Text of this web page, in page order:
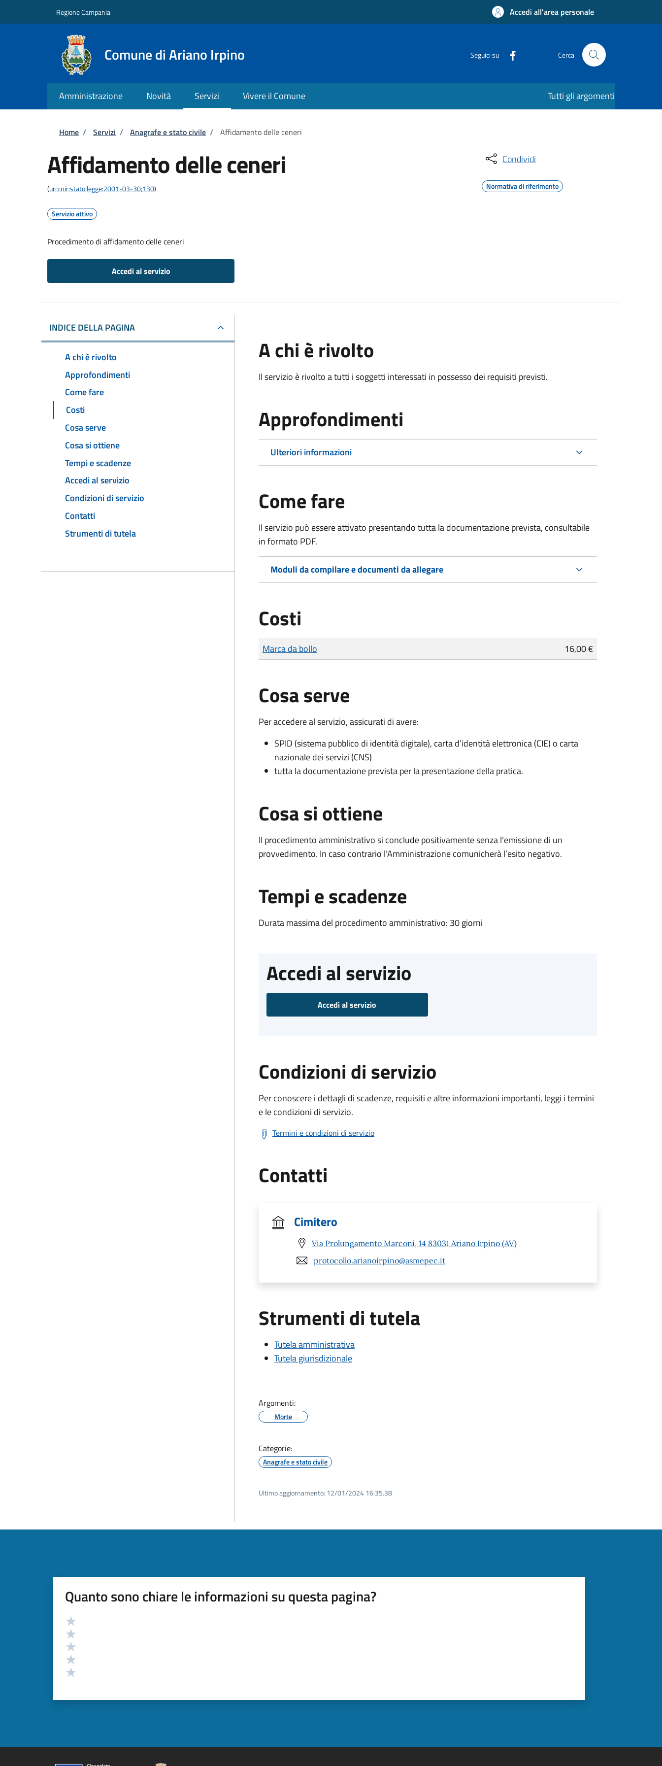
Regione Campania Accedi all'area personale
Comune di Ariano Irpino Seguici su Cerca
Amministrazione Novità Servizi Vivere il Comune Tutti gli argomenti
Briciole di pane
Home / Servizi / Anagrafe e stato civile / Affidamento delle ceneri
Affidamento delle ceneri
(urn:nir:stato:legge:2001-03-30;130)
Servizio attivo
Procedimento di affidamento delle ceneri
Accedi al servizio
Condividi
Normativa di riferimento
INDICE DELLA PAGINA
A chi è rivolto
Approfondimenti
Come fare
Costi
Cosa serve
Cosa si ottiene
Tempi e scadenze
Accedi al servizio
Condizioni di servizio
Contatti
Strumenti di tutela
A chi è rivolto
Il servizio è rivolto a tutti i soggetti interessati in possesso dei requisiti previsti.
Approfondimenti
Ulteriori informazioni
Come fare
Il servizio può essere attivato presentando tutta la documentazione prevista, consultabile
in formato PDF.
Moduli da compilare e documenti da allegare
Costi
Tipo di pagamento
Importo
Marca da bollo 16,00 €
Cosa serve
Per accedere al servizio, assicurati di avere:
SPID (sistema pubblico di identità digitale), carta d’identità elettronica (CIE) o carta
nazionale dei servizi (CNS)
tutta la documentazione prevista per la presentazione della pratica.
Cosa si ottiene
Il procedimento amministrativo si conclude positivamente senza l’emissione di un
provvedimento. In caso contrario l’Amministrazione comunicherà l’esito negativo.
Tempi e scadenze
Durata massima del procedimento amministrativo: 30 giorni
Accedi al servizio
Accedi al servizio
Condizioni di servizio
Per conoscere i dettagli di scadenze, requisiti e altre informazioni importanti, leggi i termini
e le condizioni di servizio.
Termini e condizioni di servizio
Contatti
Cimitero
Via Prolungamento Marconi, 14 83031 Ariano Irpino (AV)
protocollo.arianoirpino@asmepec.it
Strumenti di tutela
Tutela amministrativa
Tutela giurisdizionale
Argomenti:
Morte
Categorie:
Anagrafe e stato civile
Ultimo aggiornamento: 12/01/2024 16:35.38
Quanto sono chiare le informazioni su questa pagina?
Valutazione